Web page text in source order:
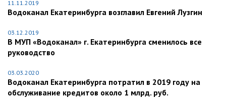
11.11.2019
Водоканал Екатеринбурга возглавил Евгений Лузгин
03.12.2019
В МУП «Водоканал» г. Екатеринбурга сменилось все
руководство
03.03.2020
Водоканал Екатеринбурга потратил в 2019 году на
обслуживание кредитов около 1 млрд. руб.